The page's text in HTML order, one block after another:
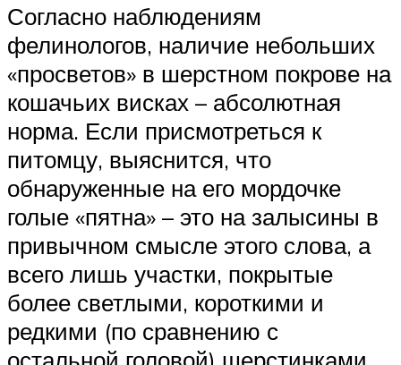
Согласно наблюдениям
фелинологов, наличие небольших
«просветов» в шерстном покрове на
кошачьих висках – абсолютная
норма. Если присмотреться к
питомцу, выяснится, что
обнаруженные на его мордочке
голые «пятна» – это на залысины в
привычном смысле этого слова, а
всего лишь участки, покрытые
более светлыми, короткими и
редкими (по сравнению с